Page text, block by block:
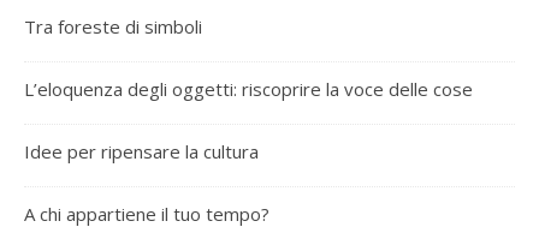
Tra foreste di simboli
L’eloquenza degli oggetti: riscoprire la voce delle cose
Idee per ripensare la cultura
A chi appartiene il tuo tempo?